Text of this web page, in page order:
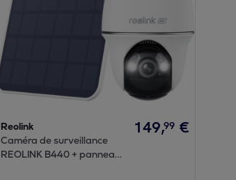
Reolink
Caméra de surveillance
REOLINK B440 + panneau
149,99 €